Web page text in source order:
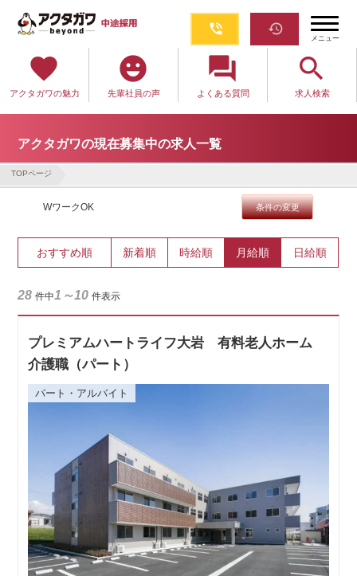
phone_in_talk restore
メニュー
favorite
アクタガワの魅力
emoji_emotions
先輩社員の声
question_answer
よくある質問
search
求人検索
アクタガワの現在募集中の求人一覧
TOPページ
WワークOK 条件の変更
おすすめ順 新着順 時給順 月給順 日給順
28 件中1～10 件表示
プレミアムハートライフ大岩 有料老人ホーム
介護職（パート）
パート・アルバイト